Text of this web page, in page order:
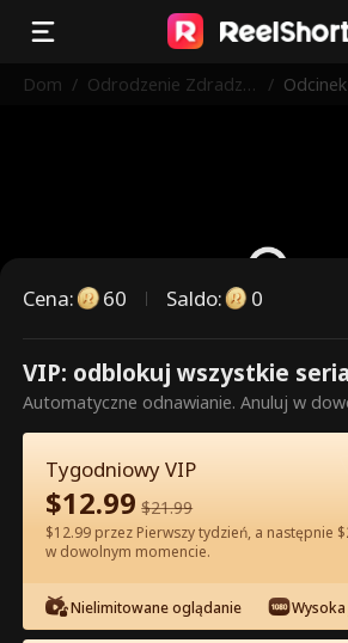
Dom / Odrodzenie Zdradzo
/
To są płatne
aby oglądać.
60
Cena: 60 Saldo: 0
VIP: odblokuj wszystkie
Automatyczne odnawianie. Anuluj w
Tygodniowy VIP
$12.99 $21.99
$12.99 przez Pierwszy tydzień, a następnie
w dowolnym momencie.
Nielimitowane oglądanie